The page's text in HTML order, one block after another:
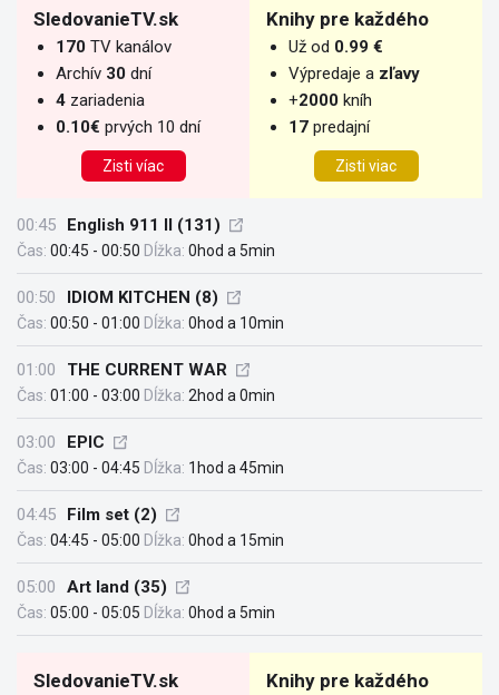
SledovanieTV.sk
170 TV kanálov
Archív 30 dní
4 zariadenia
0.10€ prvých 10 dní
Zisti víac
Knihy pre každého
Už od 0.99 €
Výpredaje a zľavy
+2000 kníh
17 predajní
Zisti viac
00:45 English 911 II (131)
Čas: 00:45 - 00:50 Dĺžka: 0hod a 5min
00:50 IDIOM KITCHEN (8)
Čas: 00:50 - 01:00 Dĺžka: 0hod a 10min
01:00 THE CURRENT WAR
Čas: 01:00 - 03:00 Dĺžka: 2hod a 0min
03:00 EPIC
Čas: 03:00 - 04:45 Dĺžka: 1hod a 45min
04:45 Film set (2)
Čas: 04:45 - 05:00 Dĺžka: 0hod a 15min
05:00 Art land (35)
Čas: 05:00 - 05:05 Dĺžka: 0hod a 5min
SledovanieTV.sk Knihy pre každého